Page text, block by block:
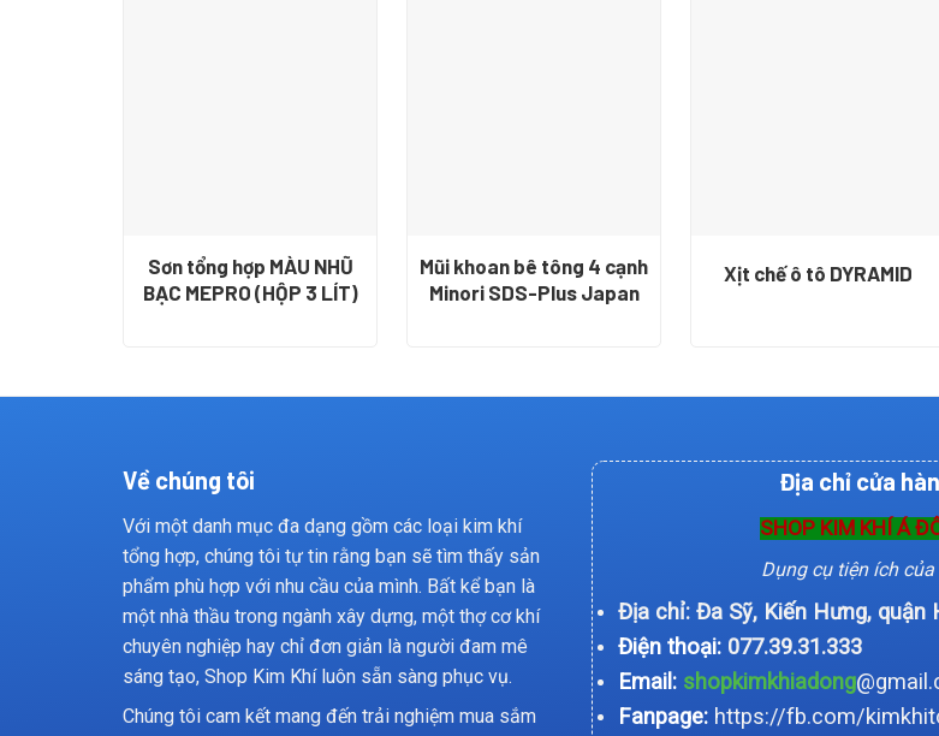
Sơn tổng hợp MÀU NHŨ
BẠC MEPRO (HỘP 3 LÍT)
Mũi khoan bê tông 4 cạnh
Minori SDS-Plus Japan
Xịt chế ô tô DYRAMID
Về chúng tôi
Với một danh mục đa dạng gồm các loại kim khí
tổng hợp, chúng tôi tự tin rằng bạn sẽ tìm thấy sản
phẩm phù hợp với nhu cầu của mình. Bất kể bạn là
một nhà thầu trong ngành xây dựng, một thợ cơ khí
chuyên nghiệp hay chỉ đơn giản là người đam mê
sáng tạo, Shop Kim Khí luôn sẵn sàng phục vụ.
Chúng tôi cam kết mang đến trải nghiệm mua sắm
Địa chỉ cửa
SHOP KIM KHÍ Á
Dụng cụ tiện ích
Địa chỉ: Đa Sỹ, Kiến Hưng, quận
Điện thoại: 077.39.31.333
Email:shopkimkhiadong
Fanpage: https://fb.com/